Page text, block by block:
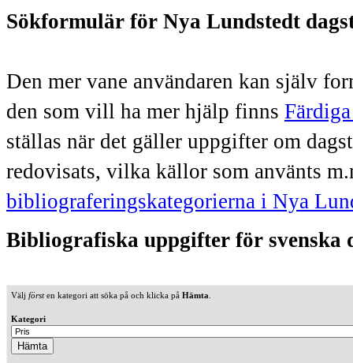
Sökformulär för Nya Lundstedt
Den mer vane användaren kan själv
den som vill ha mer hjälp finns
ställas när det gäller uppgifter om
redovisats, vilka källor som använts
bibliograferingskategorierna i Nya
Bibliografiska uppgifter för svenska
Välj försten kategori att söka på och klicka på Hämta
Kategori